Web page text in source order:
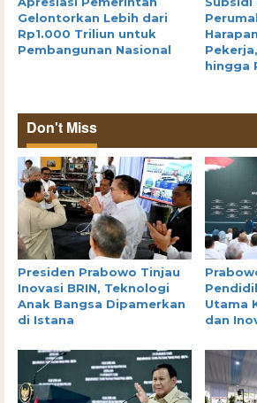
Gelontorkan Lebih dari
Rp1.000 Triliun untuk
Pembangunan Nasional
hingga
Don't Miss
Presiden Prabowo Tinjau
Inovasi BRIN, Teknologi
Anak Bangsa Dipamerkan
di Istana
Utama
dan